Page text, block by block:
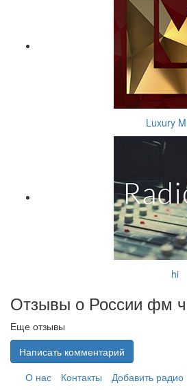
Luxury
hi
Отзывы о России фм
Еще отзывы
Написать комментарий
О нас
Контакты Добавить радио